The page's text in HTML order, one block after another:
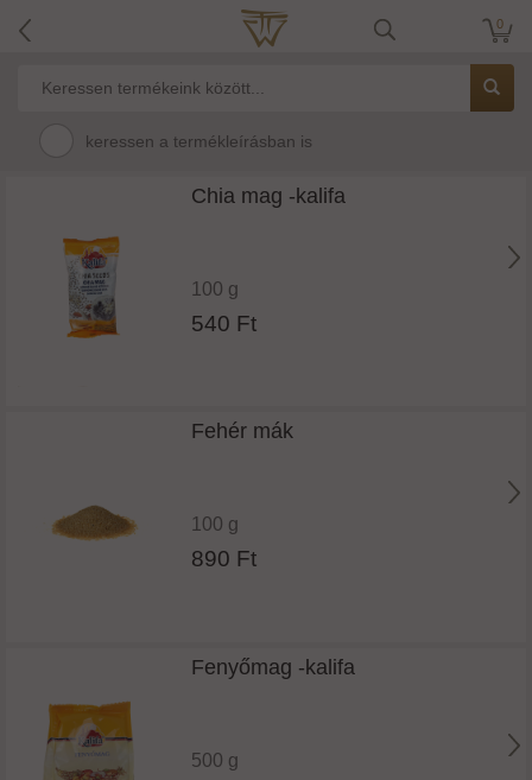
0
keressen a termékleírásban is
Chia mag -kalifa
100 g
540 Ft
Fehér mák
100 g
890 Ft
Fenyőmag -kalifa
500 g